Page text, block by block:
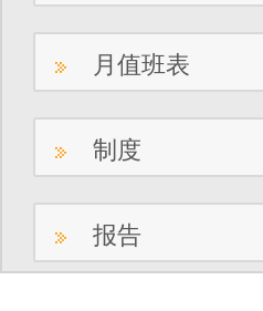
月值班表
制度
报告